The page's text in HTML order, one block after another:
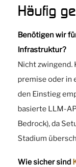
Häufig
Benötigen wir
Infrastruktur?
Nicht zwingend.
premise oder in
den Einstieg
basierte LLM-
Bedrock), da
Stadium
Wie sicher sind